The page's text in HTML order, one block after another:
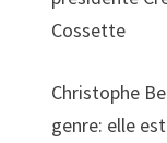
Cossette
Christophe
genre: elle